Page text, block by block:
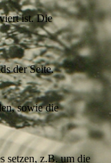
ist. Die
der Seite.
sowie die
setzen, z.B. um die